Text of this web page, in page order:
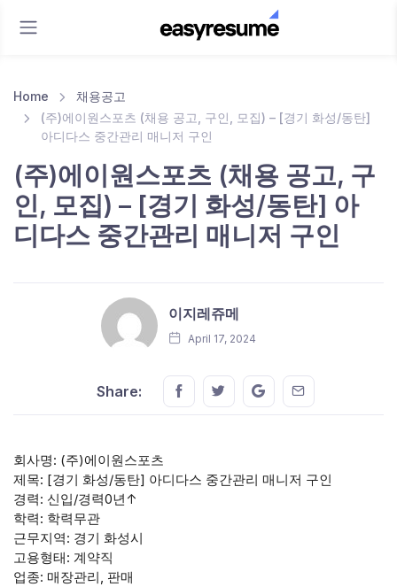
Home
채용공고
(주)에이원스포츠 (채용 공고, 구인, 모집) – [경기 화성/동탄]
아디다스 중간관리 매니저 구인
(주)에이원스포츠 (채용 공고, 구
인, 모집) – [경기 화성/동탄] 아
디다스 중간관리 매니저 구인
이지레쥬메
April 17, 2024
Share: Share this on FaceBook
Share this on Twitter
Share this on GMail
Share this on
회사명: (주)에이원스포츠
제목: [경기 화성/동탄] 아디다스 중간관리 매니저 구인
경력: 신입/경력0년↑
학력: 학력무관
근무지역: 경기 화성시
고용형태: 계약직
업종: 매장관리, 판매